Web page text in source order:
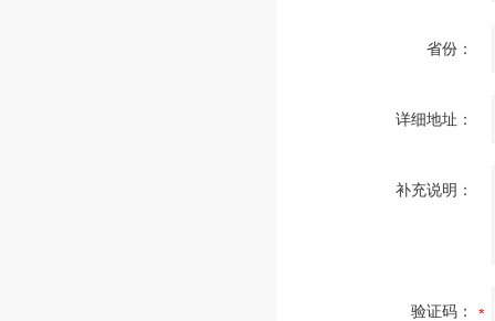
省份：
详细地址：
补充说明：
验证码：